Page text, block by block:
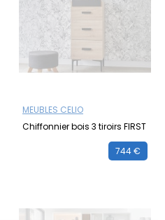
MEUBLES CELIO
Chiffonnier bois 3 tiroirs FIRST
744 €